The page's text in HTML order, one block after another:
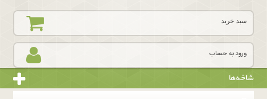
ورود به حساب
سبد خرید
شاخه‌ها